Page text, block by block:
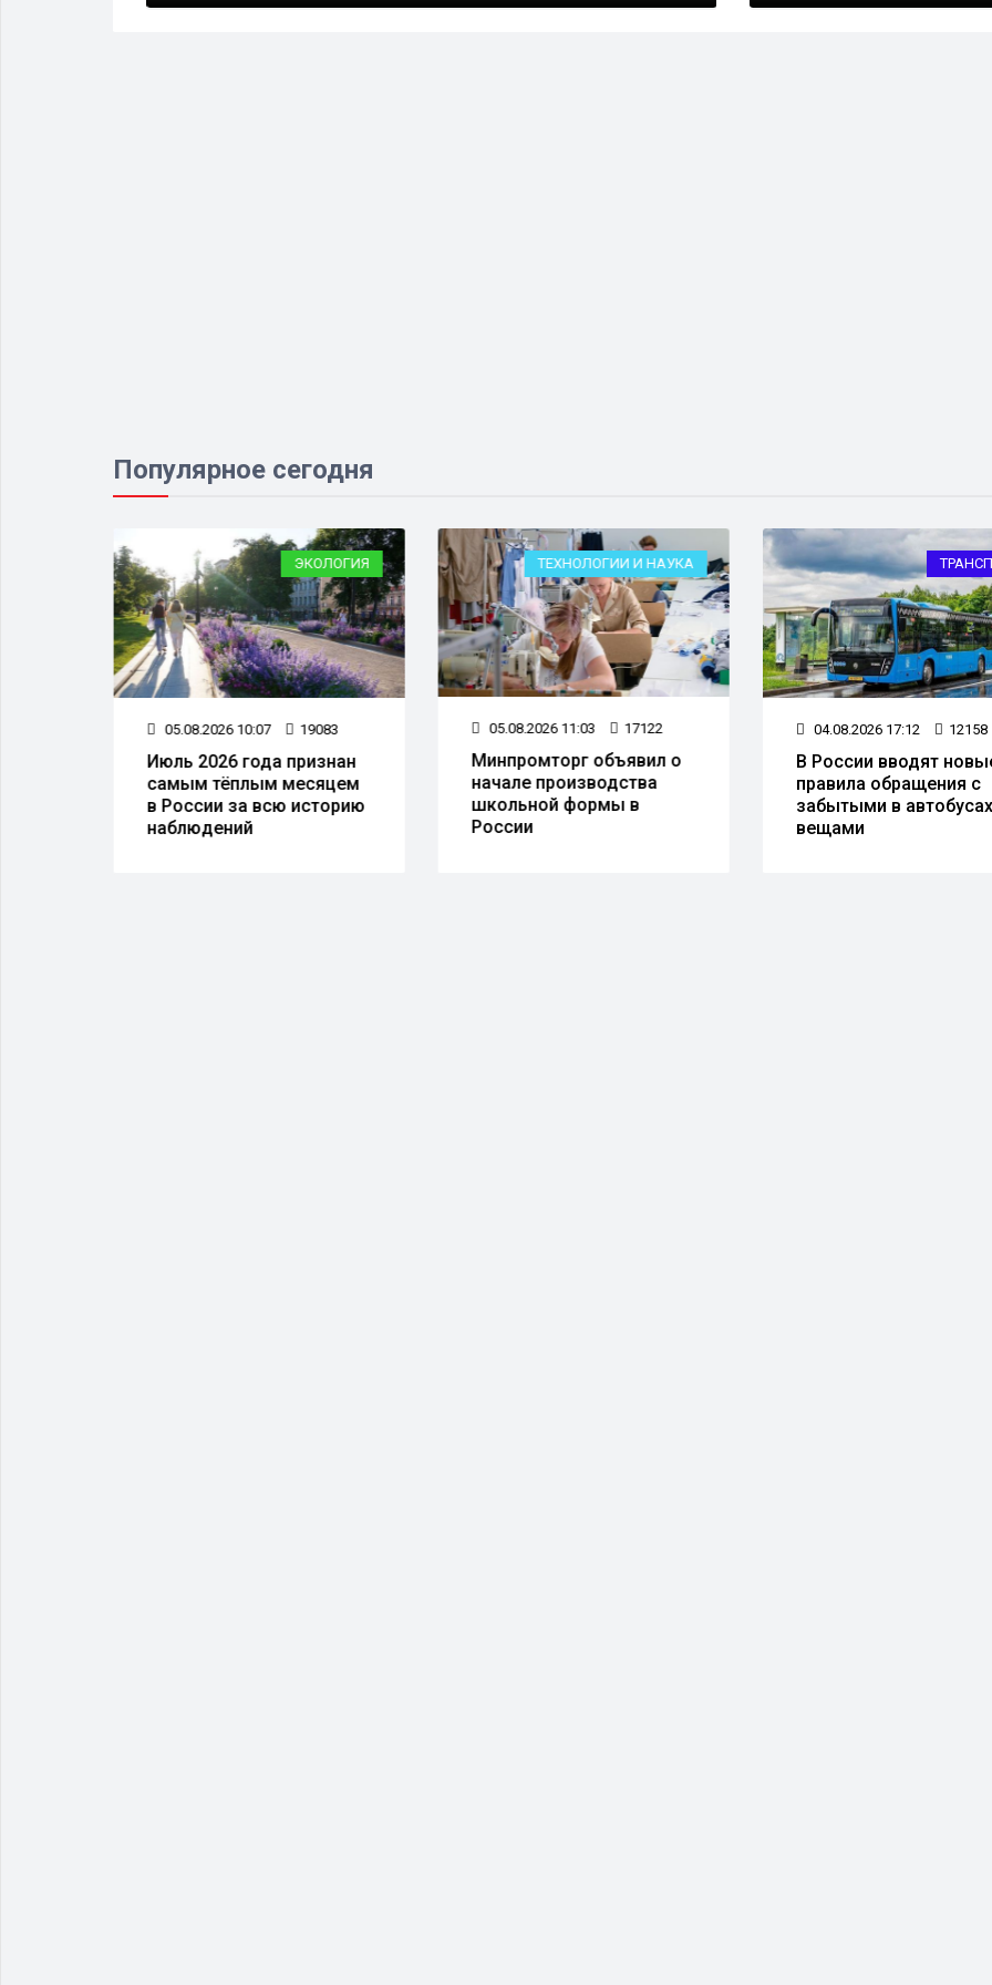
Популярное сегодня
ЭКОЛОГИЯ
05.08.2026 10:07 19083
Июль 2026 года признан
самым тёплым месяцем
в России за всю историю
наблюдений
ТЕХНОЛОГИИ И НАУКА
05.08.2026 11:03 17122
Минпромторг объявил о
начале производства
школьной формы в
России
04.08.2026 17:12 12158
В России вводят
правила обращения с
забытыми в автобусах
вещами